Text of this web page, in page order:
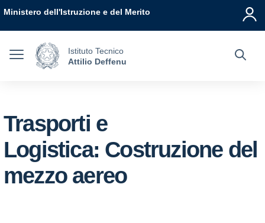
Ministero dell'Istruzione e del Merito
Istituto Tecnico
Attilio Deffenu
Trasporti e
Logistica: Costruzione del
mezzo aereo